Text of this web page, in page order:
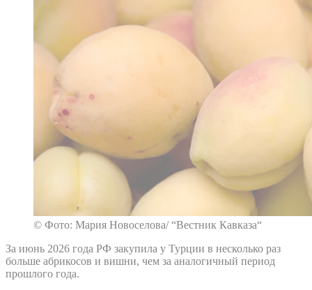
© Фото: Мария Новоселова/ “Вестник Кавказа“
За июнь 2026 года РФ закупила у Турции в несколько раз
больше абрикосов и вишни, чем за аналогичный период
прошлого года.